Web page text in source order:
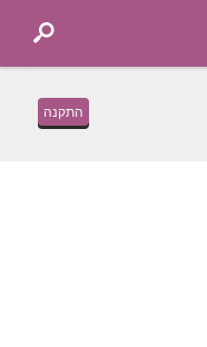
התקנה